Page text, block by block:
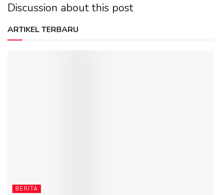
Discussion about this post
ARTIKEL TERBARU
BERITA